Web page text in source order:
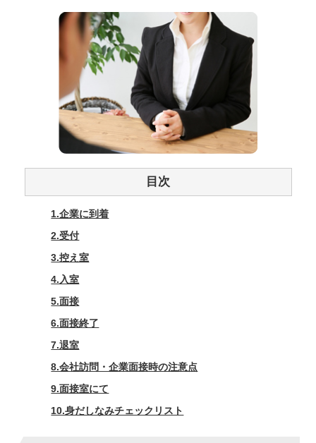
目次
1.企業に到着
2.受付
3.控え室
4.入室
5.面接
6.面接終了
7.退室
8.会社訪問・企業面接時の注意点
9.面接室にて
10.身だしなみチェックリスト